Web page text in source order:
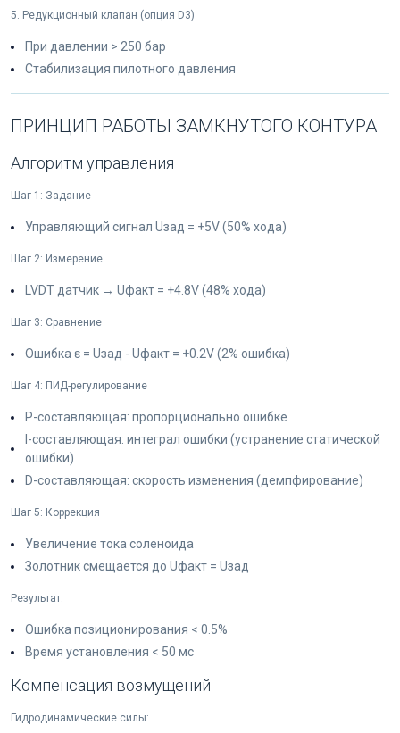
5. Редукционный клапан (опция D3)
При давлении > 250 бар
Стабилизация пилотного давления
ПРИНЦИП РАБОТЫ ЗАМКНУТОГО КОНТУРА
Алгоритм управления
Шаг 1: Задание
Управляющий сигнал Uзад = +5V (50% хода)
Шаг 2: Измерение
LVDT датчик → Uфакт = +4.8V (48% хода)
Шаг 3: Сравнение
Ошибка ε = Uзад - Uфакт = +0.2V (2% ошибка)
Шаг 4: ПИД-регулирование
P-составляющая: пропорционально ошибке
I-составляющая: интеграл ошибки (устранение статической
ошибки)
D-составляющая: скорость изменения (демпфирование)
Шаг 5: Коррекция
Увеличение тока соленоида
Золотник смещается до Uфакт = Uзад
Результат:
Ошибка позиционирования < 0.5%
Время установления < 50 мс
Компенсация возмущений
Гидродинамические силы: